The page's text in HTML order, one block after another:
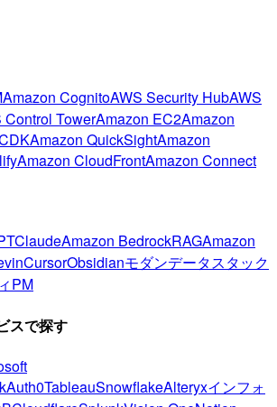
Amazon CognitoAWS Security HubAWS
Control TowerAmazon EC2Amazon
Amazon QuickSightAmazon
Amazon CloudFrontAmazon Connect
ClaudeAmazon BedrockRAGAmazon
CursorObsidianモダンデータスタック
PM
スで探す
Auth0TableauSnowflakeAlteryxインフォ